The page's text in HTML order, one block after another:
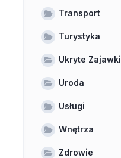
Transport
Turystyka
Ukryte Zajawki
Uroda
Usługi
Wnętrza
Zdrowie